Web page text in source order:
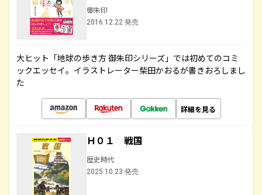
御朱印
2016.12.22 発売
大ヒット「地球の歩き方 御朱印シリーズ」では初めてのコミ
ックエッセイ。イラストレーター柴田かおるが書きおろしまし
た
詳細を見る
Ｈ０１ 戦国
歴史時代
2025.10.23 発売